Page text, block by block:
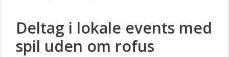
Deltag i lokale events med
spil uden om rofus